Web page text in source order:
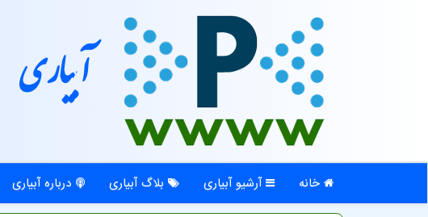
آبیاری
خانه آرشیو آبیاری بلاگ آبیاری درباره آبیاری